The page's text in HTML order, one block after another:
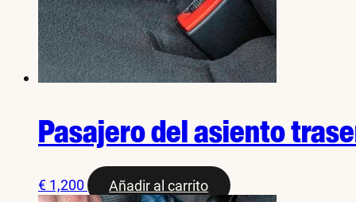
Pasajero del asiento
€ 1,200 Añadir al carrito